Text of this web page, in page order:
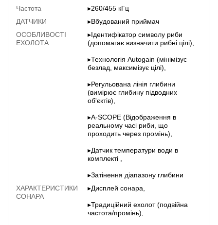
Частота
▸260/455 кГц
ДАТЧИКИ
▸Вбудований приймач
ОСОБЛИВОСТІ
ЕХОЛОТА
▸Ідентифікатор символу риби
(допомагає визначити рибні цілі),
▸Технологія Autogain (мінімізує
безлад, максимізує цілі),
▸Регульована лінія глибини
(вимірює глибину підводних
об'єктів),
▸A-SCOPE (Відображення в
реальному часі риби, що
проходить через промінь),
▸Датчик температури води в
комплекті ,
▸Затінення діапазону глибини
ХАРАКТЕРИСТИКИ
СОНАРА
▸Дисплей сонара,
▸Традиційний ехолот (подвійна
частота/промінь),